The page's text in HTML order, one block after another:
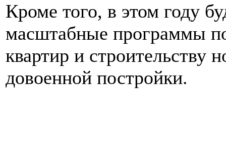
Кроме того, в этом году
масштабные программы
квартир и строительству
довоенной постройки.